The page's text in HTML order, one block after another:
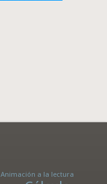
Animación a la lectura